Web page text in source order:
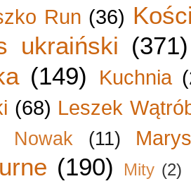
Run (36)
ukraiński (371)
(149) Kuchnia
(68) Leszek
Nowak (11)
(190) Mity (2)